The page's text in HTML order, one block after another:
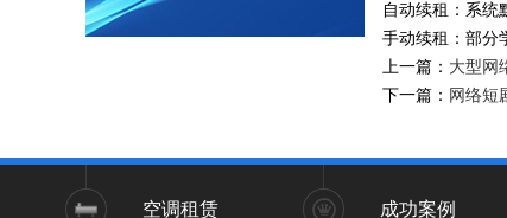
自动续租：系统
手动续租：部分
上一篇： 大型网
下一篇： 网络短
空调租赁 成功案例